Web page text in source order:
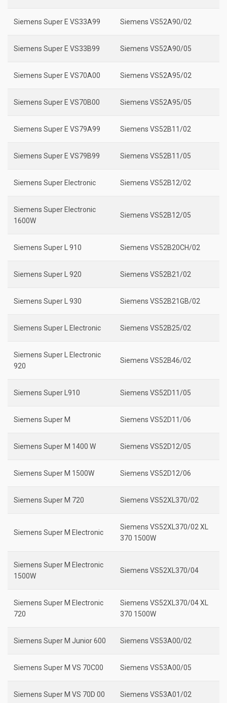
Siemens Super E VS33A99 Siemens VS52A90/02
Siemens Super E VS33B99 Siemens VS52A90/05
Siemens Super E VS70A00 Siemens VS52A95/02
Siemens Super E VS70B00 Siemens VS52A95/05
Siemens Super E VS79A99 Siemens VS52B11/02
Siemens Super E VS79B99 Siemens VS52B11/05
Siemens Super Electronic Siemens VS52B12/02
Siemens Super Electronic
1600W
Siemens VS52B12/05
Siemens Super L 910 Siemens VS52B20CH/02
Siemens Super L 920 Siemens VS52B21/02
Siemens Super L 930 Siemens VS52B21GB/02
Siemens Super L Electronic Siemens VS52B25/02
Siemens Super L Electronic
920
Siemens VS52B46/02
Siemens Super L910 Siemens VS52D11/05
Siemens Super M Siemens VS52D11/06
Siemens Super M 1400 W Siemens VS52D12/05
Siemens Super M 1500W Siemens VS52D12/06
Siemens Super M 720 Siemens VS52XL370/02
Siemens Super M Electronic
Siemens VS52XL370/02 XL
370 1500W
Siemens Super M Electronic
1500W
Siemens VS52XL370/04
Siemens Super M Electronic
720
Siemens VS52XL370/04 XL
370 1500W
Siemens Super M Junior 600 Siemens VS53A00/02
Siemens Super M VS 70C00 Siemens VS53A00/05
Siemens Super M VS 70D 00 Siemens VS53A01/02